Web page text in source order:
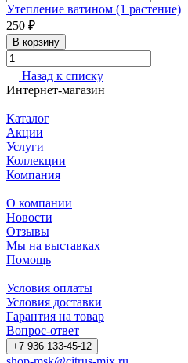
Утепление ватином (1 растение)
250 ₽
В корзину
Назад к списку
Интернет-магазин
Каталог
Акции
Услуги
Коллекции
Компания
О компании
Новости
Отзывы
Мы на выставках
Помощь
Условия оплаты
Условия доставки
Гарантия на товар
Вопрос-ответ
+7 936 133-45-12